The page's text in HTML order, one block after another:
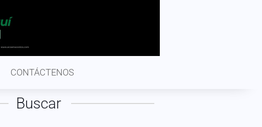
CONTÁCTENOS
Buscar